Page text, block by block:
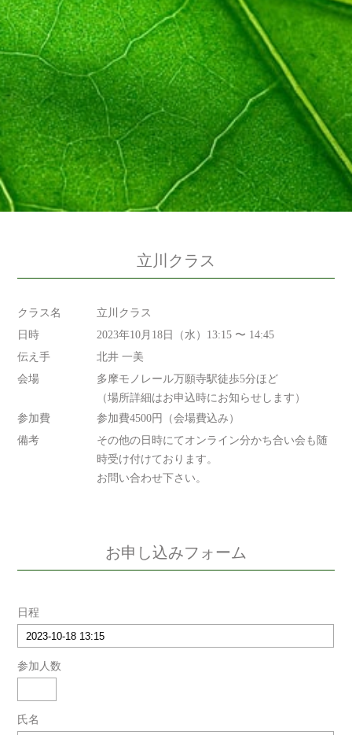
立川クラス
クラス名
立川クラス
日時
2023年10月18日（水）13:15 〜 14:45
伝え手
北井 一美
会場
多摩モノレール万願寺駅徒歩5分ほど
（場所詳細はお申込時にお知らせします）
参加費
参加費4500円（会場費込み）
備考
その他の日時にてオンライン分かち合い会も随
時受け付けております。
お問い合わせ下さい。
お申し込みフォーム
日程
参加人数
氏名